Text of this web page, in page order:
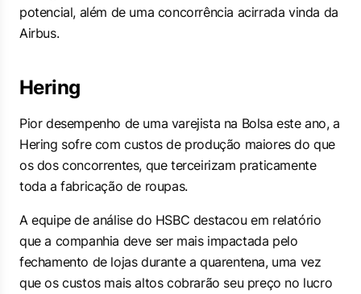
potencial, além de uma concorrência acirrada vinda da
Airbus.
Hering
Pior desempenho de uma varejista na Bolsa este ano, a
Hering sofre com custos de produção maiores do que
os dos concorrentes, que terceirizam praticamente
toda a fabricação de roupas.
A equipe de análise do HSBC destacou em relatório
que a companhia deve ser mais impactada pelo
fechamento de lojas durante a quarentena, uma vez
que os custos mais altos cobrarão seu preço no lucro